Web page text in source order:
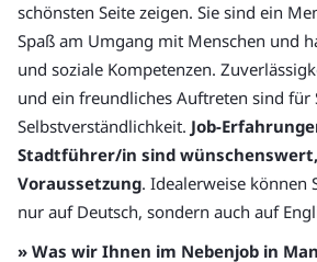
schönsten Seite zeigen. Sie sind ein
Spaß am Umgang mit Menschen und
und soziale Kompetenzen.
und ein freundliches Auftreten sind für
Selbstverständlichkeit. Job-
Stadtführer/in sind
Voraussetzung. Idealerweise können
nur auf Deutsch, sondern auch auf
» Was wir Ihnen im Nebenjob in